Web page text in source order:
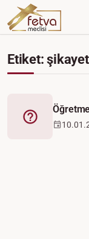
Etiket:
Fetva